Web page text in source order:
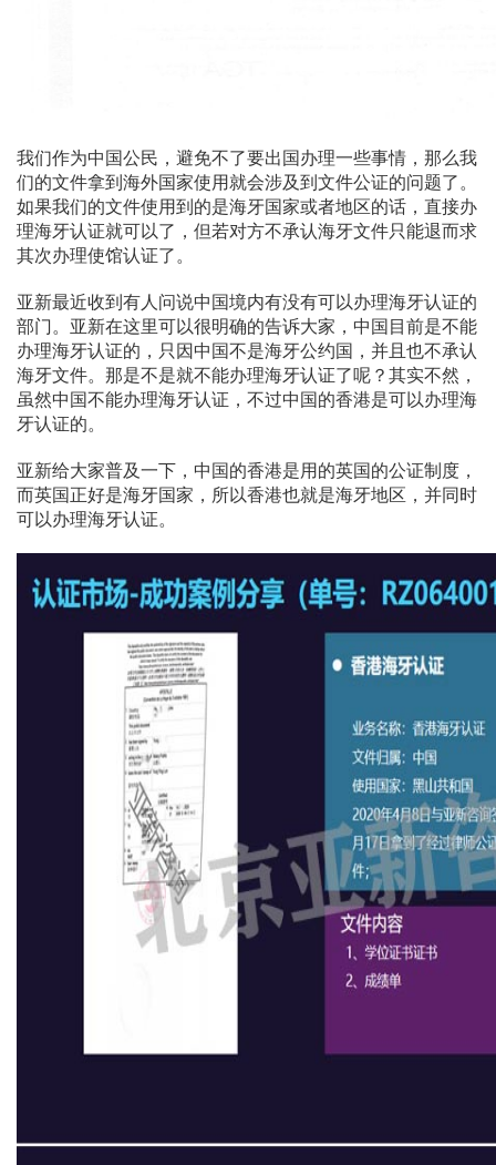
我们作为中国公民，避免不了要出国办理一些事情，那么我
们的文件拿到海外国家使用就会涉及到文件公证的问题了。
如果我们的文件使用到的是海牙国家或者地区的话，直接办
理海牙认证就可以了，但若对方不承认海牙文件只能退而求
其次办理使馆认证了。
亚新最近收到有人问说中国境内有没有可以办理海牙认证的
部门。亚新在这里可以很明确的告诉大家，中国目前是不能
办理海牙认证的，只因中国不是海牙公约国，并且也不承认
海牙文件。那是不是就不能办理海牙认证了呢？其实不然，
虽然中国不能办理海牙认证，不过中国的香港是可以办理海
牙认证的。
亚新给大家普及一下，中国的香港是用的英国的公证制度，
而英国正好是海牙国家，所以香港也就是海牙地区，并同时
可以办理海牙认证。